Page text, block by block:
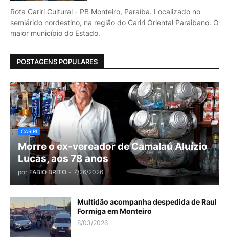
Rota Cariri Cultural - PB Monteiro, Paraíba. Localizado no
semiárido nordestino, na região do Cariri Oriental Paraibano. O
maior município do Estado.
POSTAGENS POPULARES
CARIRI
Morre o ex-vereador de Camalaú Aluízio
Lucas, aos 78 anos
por FABIO BRITO - 7/26/2026
Multidão acompanha despedida de Raul
Formiga em Monteiro
8/03/2026